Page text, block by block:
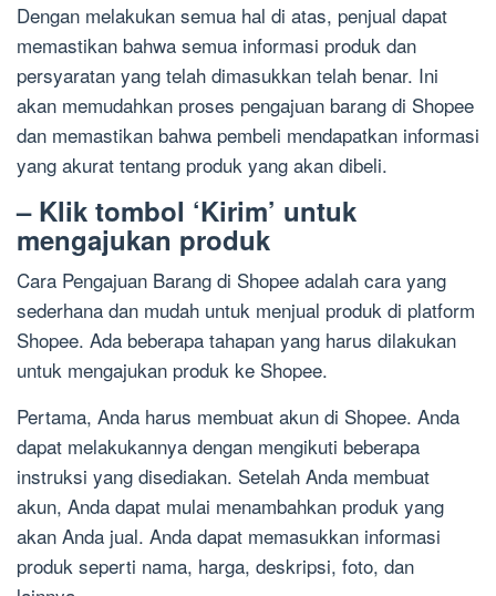
Dengan melakukan semua hal di atas, penjual dapat
memastikan bahwa semua informasi produk dan
persyaratan yang telah dimasukkan telah benar. Ini
akan memudahkan proses pengajuan barang di Shopee
dan memastikan bahwa pembeli mendapatkan informasi
yang akurat tentang produk yang akan dibeli.
– Klik tombol ‘Kirim’ untuk
mengajukan produk
Cara Pengajuan Barang di Shopee adalah cara yang
sederhana dan mudah untuk menjual produk di platform
Shopee. Ada beberapa tahapan yang harus dilakukan
untuk mengajukan produk ke Shopee.
Pertama, Anda harus membuat akun di Shopee. Anda
dapat melakukannya dengan mengikuti beberapa
instruksi yang disediakan. Setelah Anda membuat
akun, Anda dapat mulai menambahkan produk yang
akan Anda jual. Anda dapat memasukkan informasi
produk seperti nama, harga, deskripsi, foto, dan